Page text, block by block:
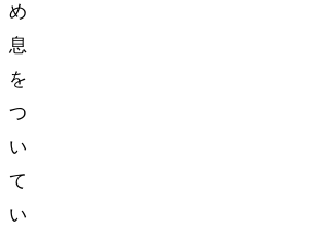
め
息
を
つ
い
て
い